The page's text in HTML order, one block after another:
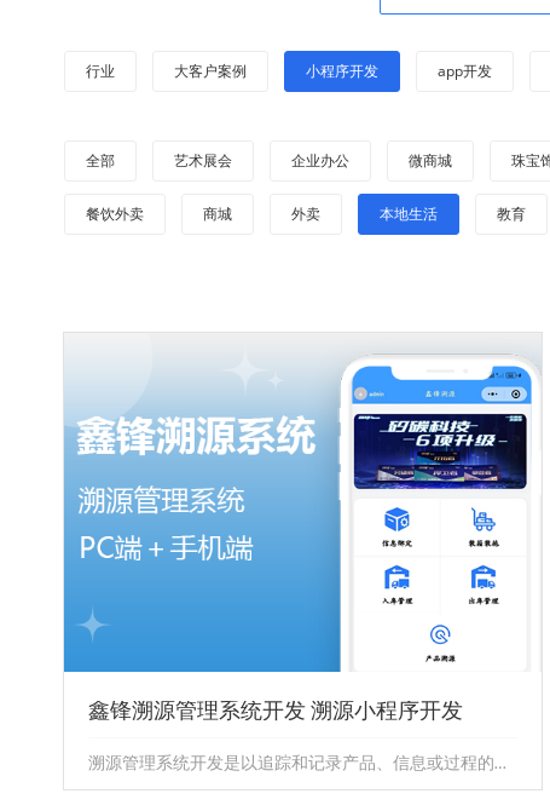
行业 大客户案例 小程序开发 app开发
全部 艺术展会 企业办公 微商城 珠宝
餐饮外卖 商城 外卖 本地生活 教育
鑫锋溯源管理系统开发 溯源小程序开发
溯源管理系统开发是以追踪和记录产品、信息或过程的来源及其变更历史。这个系统的核心目的是确保每一步骤都可以被追溯，从而提高...